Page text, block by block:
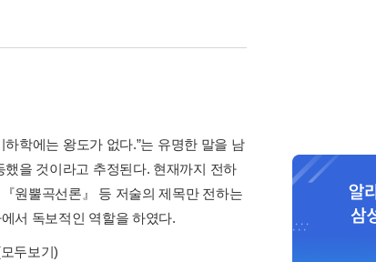
학에는 왕도가 없다.”는 유명한 말을 남
을 것이라고 추정된다. 현재까지 전하
원뿔곡선론』 등 저술의 제목만 전하는
서 독보적인 역할을 하였다.
두보기)